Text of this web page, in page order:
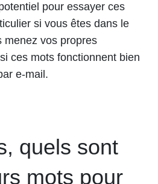
pour essayer ces
si vous êtes dans le
menez vos propres
ces mots fonctionnent bien
e-mail.
quels sont
mots pour